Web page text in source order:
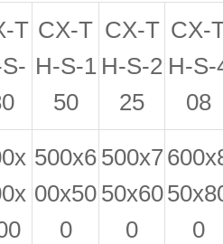
T CX-T
H-S-1
50
CX-T
H-S-2
25
CX-
H-S-
08
500x6
00x50
0
500x7
50x60
0
0